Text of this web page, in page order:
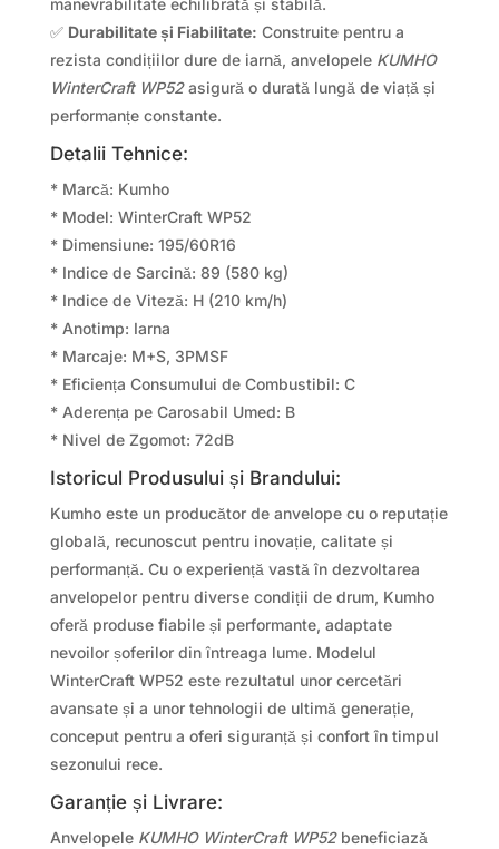
manevrabilitate echilibrată și stabilă.
✅ Durabilitate și Fiabilitate: Construite pentru a
rezista condițiilor dure de iarnă, anvelopele KUMHO
WinterCraft WP52asigură o durată lungă de viață și
performanțe constante.
Detalii Tehnice:
* Marcă: Kumho
* Model: WinterCraft WP52
* Dimensiune: 195/60R16
* Indice de Sarcină: 89 (580 kg)
* Indice de Viteză: H (210 km/h)
* Anotimp: Iarna
* Marcaje: M+S, 3PMSF
* Eficiența Consumului de Combustibil: C
* Aderența pe Carosabil Umed: B
* Nivel de Zgomot: 72dB
Istoricul Produsului și Brandului:
Kumho este un producător de anvelope cu o reputație
globală, recunoscut pentru inovație, calitate și
performanță. Cu o experiență vastă în dezvoltarea
anvelopelor pentru diverse condiții de drum, Kumho
oferă produse fiabile și performante, adaptate
nevoilor șoferilor din întreaga lume. Modelul
WinterCraft WP52 este rezultatul unor cercetări
avansate și a unor tehnologii de ultimă generație,
conceput pentru a oferi siguranță și confort în timpul
sezonului rece.
Garanție și Livrare:
Anvelopele KUMHO WinterCraft WP52beneficiază